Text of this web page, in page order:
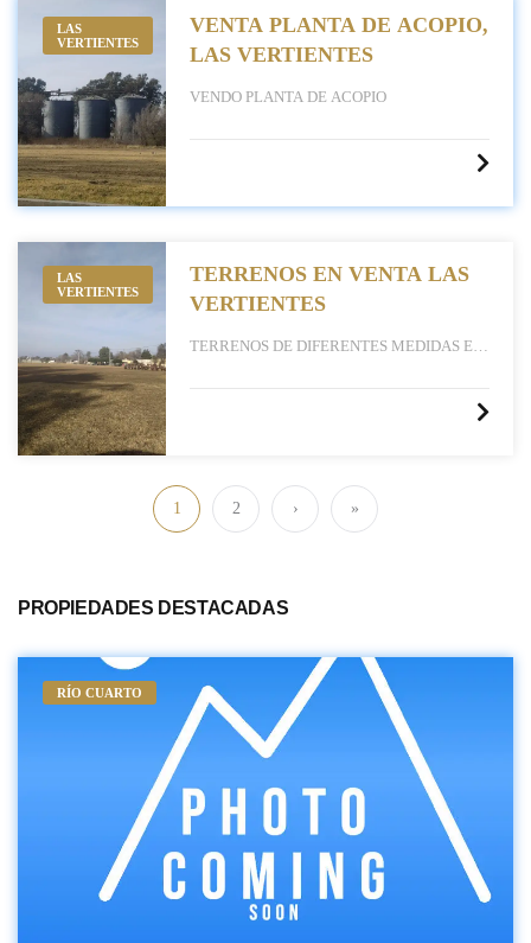
LAS
VERTIENTES
VENTA PLANTA DE ACOPIO,
LAS VERTIENTES
VENDO PLANTA DE ACOPIO
LAS
VERTIENTES
TERRENOS EN VENTA LAS
VERTIENTES
TERRENOS DE DIFERENTES MEDIDAS EN
1 2 › »
PROPIEDADES DESTACADAS
RÍO CUARTO